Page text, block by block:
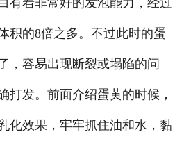
有着非常好的发泡能力，经过
积的8倍之多。不过此时的蛋
，容易出现断裂或塌陷的问
打发。前面介绍蛋黄的时候，
化效果，牢牢抓住油和水，黏